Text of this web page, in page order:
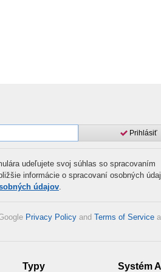
Prihlásiť
udeľujete svoj súhlas so spracovaním
informácie o spracovaní osobných
údajov.
Privacy Policy and Terms of Service
Typy Systém